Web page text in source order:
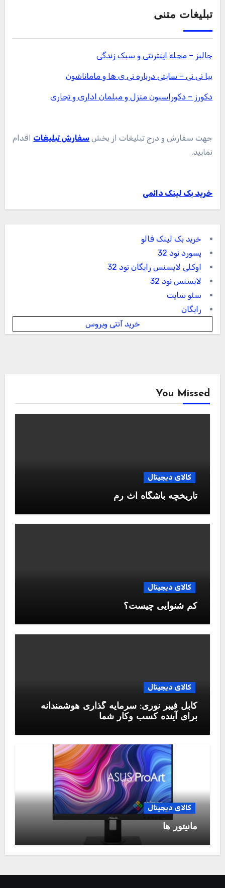
تبلیغات متنی
جالبز – مجله اینترنتی و سبک زندگی
بیا نی نی – سایتی درباره نی ی ها و ماماناشون
دکورز – دکوراسیون منزل و مبلمان اداری و تجاری
جهت سفارش و درج تبلیغات از بخش سفارش تبلیغات اقدام
نمایید.
خرید بک لینک دائمی
خرید بک لینک فالو
پسورد نود 32
اوکلی لایسنس رایگان نود 32
لایسنس نود 32
سئو سایت
رایگان
خرید آنتی ویروس
You Missed
کالای دیجیتال
تاریخچه باشگاه آث رم
کالای دیجیتال
کم شنوایی چیست؟
کالای دیجیتال
کابل فیبر نوری: سرمایه گذاری هوشمندانه
برای آینده کسب وکار شما
کالای دیجیتال
مانیتور ها